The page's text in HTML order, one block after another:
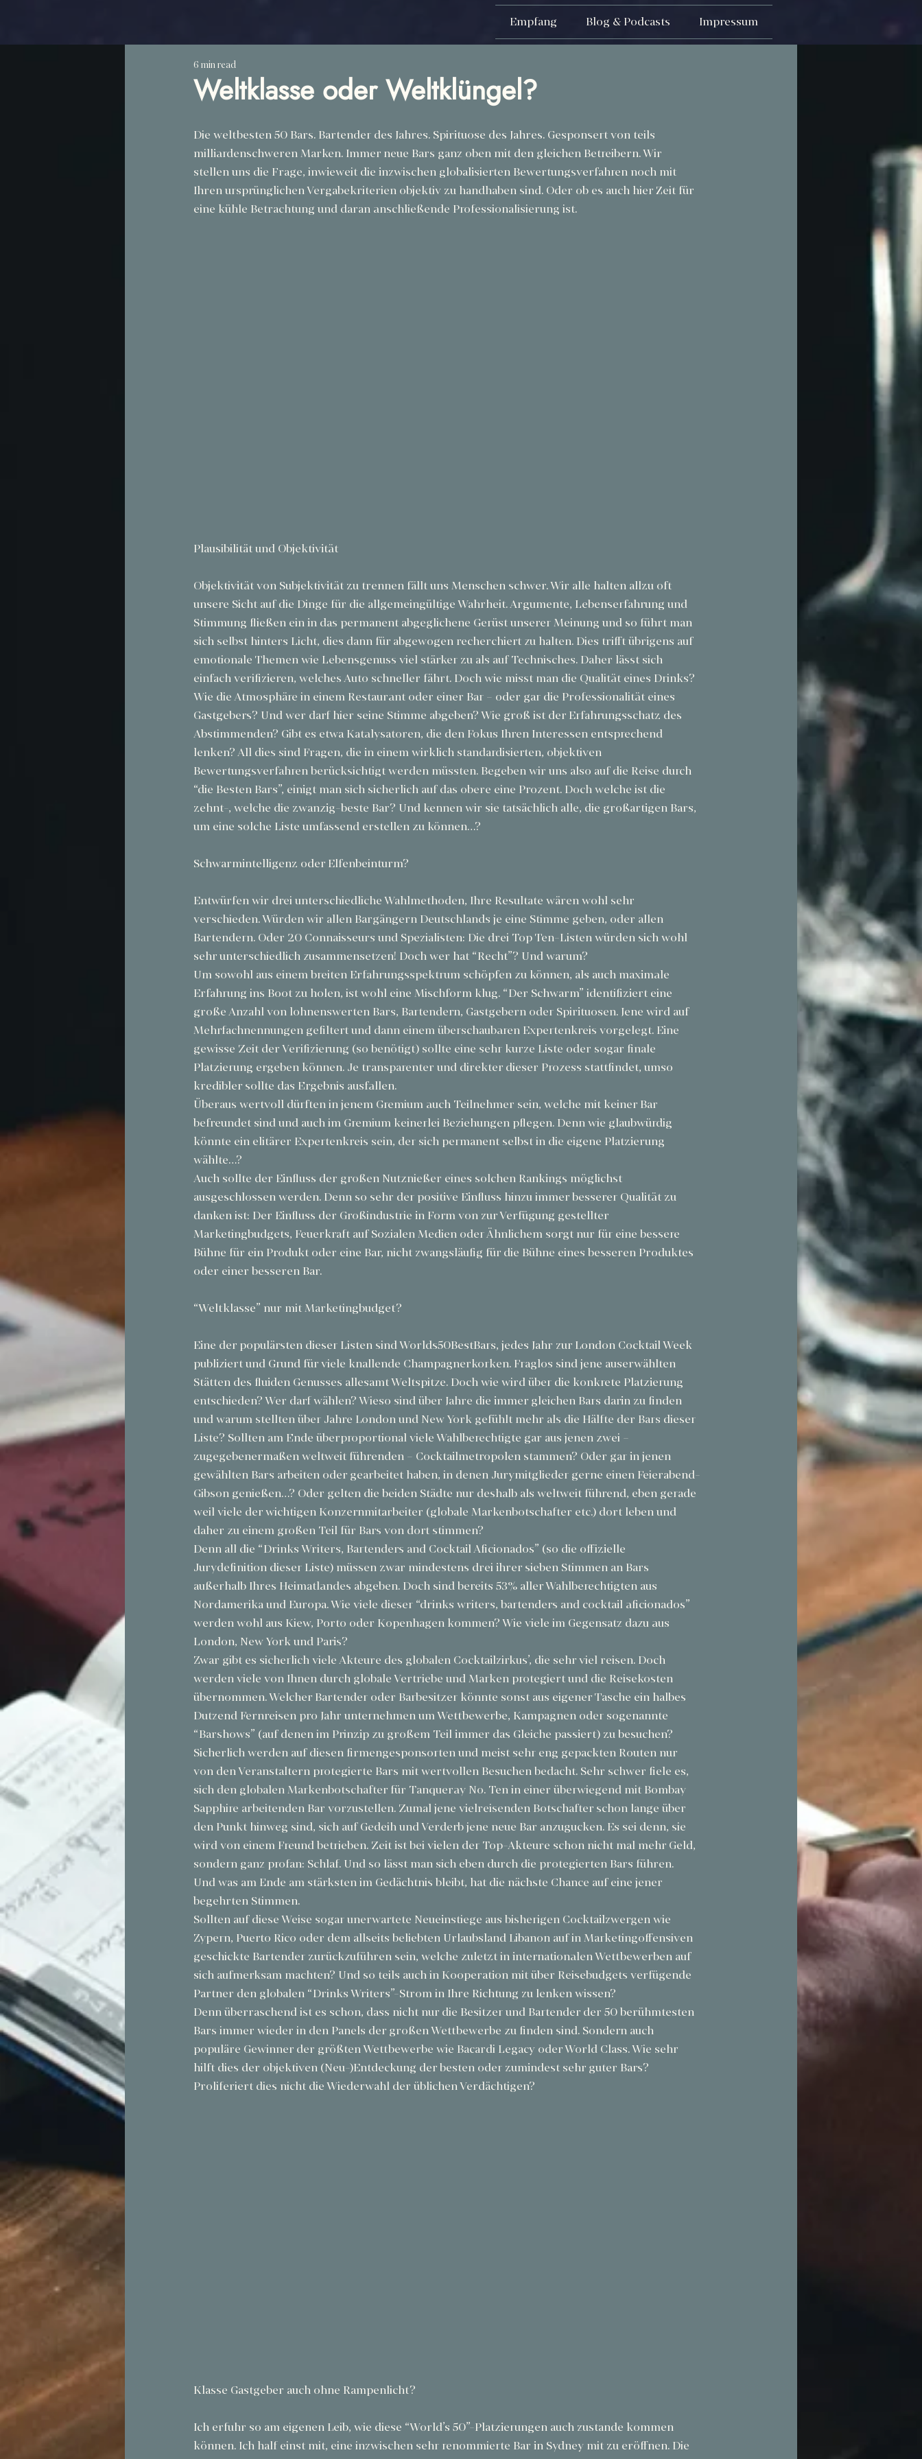
Empfang Blog & Podcasts Impressum
Weltklasse oder Weltklüngel?
6 min read
Die weltbesten 50 Bars. Bartender des Jahres. Spirituose des Jahres. Gesponsert von teils
milliardenschweren Marken. Immer neue Bars ganz oben mit den gleichen Betreibern. Wir
stellen uns die Frage, inwieweit die inzwischen globalisierten Bewertungsverfahren noch mit
Ihren ursprünglichen Vergabekriterien objektiv zu handhaben sind. Oder ob es auch hier Zeit für
eine kühle Betrachtung und daran anschließende Professionalisierung ist.
Plausibilität und Objektivität
Objektivität von Subjektivität zu trennen fällt uns Menschen schwer. Wir alle halten allzu oft
unsere Sicht auf die Dinge für die allgemeingültige Wahrheit. Argumente, Lebenserfahrung und
Stimmung fließen ein in das permanent abgeglichene Gerüst unserer Meinung und so führt man
sich selbst hinters Licht, dies dann für abgewogen recherchiert zu halten. Dies trifft übrigens auf
emotionale Themen wie Lebensgenuss viel stärker zu als auf Technisches. Daher lässt sich
einfach verifizieren, welches Auto schneller fährt. Doch wie misst man die Qualität eines Drinks?
Wie die Atmosphäre in einem Restaurant oder einer Bar – oder gar die Professionalität eines
Gastgebers? Und wer darf hier seine Stimme abgeben? Wie groß ist der Erfahrungsschatz des
Abstimmenden? Gibt es etwa Katalysatoren, die den Fokus Ihren Interessen entsprechend
lenken? All dies sind Fragen, die in einem wirklich standardisierten, objektiven
Bewertungsverfahren berücksichtigt werden müssten. Begeben wir uns also auf die Reise durch
“die Besten Bars”, einigt man sich sicherlich auf das obere eine Prozent. Doch welche ist die
zehnt-, welche die zwanzig-beste Bar? Und kennen wir sie tatsächlich alle, die großartigen Bars,
um eine solche Liste umfassend erstellen zu können…?
Schwarmintelligenz oder Elfenbeinturm?
Entwürfen wir drei unterschiedliche Wahlmethoden, Ihre Resultate wären wohl sehr
verschieden. Würden wir allen Bargängern Deutschlands je eine Stimme geben, oder allen
Bartendern. Oder 20 Connaisseurs und Spezialisten: Die drei Top Ten-Listen würden sich wohl
sehr unterschiedlich zusammensetzen! Doch wer hat “Recht”? Und warum?
Um sowohl aus einem breiten Erfahrungsspektrum schöpfen zu können, als auch maximale
Erfahrung ins Boot zu holen, ist wohl eine Mischform klug. “Der Schwarm” identifiziert eine
große Anzahl von lohnenswerten Bars, Bartendern, Gastgebern oder Spirituosen. Jene wird auf
Mehrfachnennungen gefiltert und dann einem überschaubaren Expertenkreis vorgelegt. Eine
gewisse Zeit der Verifizierung (so benötigt) sollte eine sehr kurze Liste oder sogar finale
Platzierung ergeben können. Je transparenter und direkter dieser Prozess stattfindet, umso
kredibler sollte das Ergebnis ausfallen.
Überaus wertvoll dürften in jenem Gremium auch Teilnehmer sein, welche mit keiner Bar
befreundet sind und auch im Gremium keinerlei Beziehungen pflegen. Denn wie glaubwürdig
könnte ein elitärer Expertenkreis sein, der sich permanent selbst in die eigene Platzierung
wählte…?
Auch sollte der Einfluss der großen Nutznießer eines solchen Rankings möglichst
ausgeschlossen werden. Denn so sehr der positive Einfluss hinzu immer besserer Qualität zu
danken ist: Der Einfluss der Großindustrie in Form von zur Verfügung gestellter
Marketingbudgets, Feuerkraft auf Sozialen Medien oder Ähnlichem sorgt nur für eine bessere
Bühne für ein Produkt oder eine Bar, nicht zwangsläufig für die Bühne eines besseren Produktes
oder einer besseren Bar.
“Weltklasse” nur mit Marketingbudget?
Eine der populärsten dieser Listen sind Worlds50BestBars, jedes Jahr zur London Cocktail Week
publiziert und Grund für viele knallende Champagnerkorken. Fraglos sind jene auserwählten
Stätten des fluiden Genusses allesamt Weltspitze. Doch wie wird über die konkrete Platzierung
entschieden? Wer darf wählen? Wieso sind über Jahre die immer gleichen Bars darin zu finden
und warum stellten über Jahre London und New York gefühlt mehr als die Hälfte der Bars dieser
Liste? Sollten am Ende überproportional viele Wahlberechtigte gar aus jenen zwei –
zugegebenermaßen weltweit führenden – Cocktailmetropolen stammen? Oder gar in jenen
gewählten Bars arbeiten oder gearbeitet haben, in denen Jurymitglieder gerne einen Feierabend-
Gibson genießen…? Oder gelten die beiden Städte nur deshalb als weltweit führend, eben gerade
weil viele der wichtigen Konzernmitarbeiter (globale Markenbotschafter etc.) dort leben und
daher zu einem großen Teil für Bars von dort stimmen?
Denn all die “Drinks Writers, Bartenders and Cocktail Aficionados” (so die offizielle
Jurydefinition dieser Liste) müssen zwar mindestens drei ihrer sieben Stimmen an Bars
außerhalb Ihres Heimatlandes abgeben. Doch sind bereits 53% aller Wahlberechtigten aus
Nordamerika und Europa. Wie viele dieser “drinks writers, bartenders and cocktail aficionados”
werden wohl aus Kiew, Porto oder Kopenhagen kommen? Wie viele im Gegensatz dazu aus
London, New York und Paris?
Zwar gibt es sicherlich viele Akteure des globalen Cocktailzirkus’, die sehr viel reisen. Doch
werden viele von Ihnen durch globale Vertriebe und Marken protegiert und die Reisekosten
übernommen. Welcher Bartender oder Barbesitzer könnte sonst aus eigener Tasche ein halbes
Dutzend Fernreisen pro Jahr unternehmen um Wettbewerbe, Kampagnen oder sogenannte
“Barshows” (auf denen im Prinzip zu großem Teil immer das Gleiche passiert) zu besuchen?
Sicherlich werden auf diesen firmengesponsorten und meist sehr eng gepackten Routen nur
von den Veranstaltern protegierte Bars mit wertvollen Besuchen bedacht. Sehr schwer fiele es,
sich den globalen Markenbotschafter für Tanqueray No. Ten in einer überwiegend mit Bombay
Sapphire arbeitenden Bar vorzustellen. Zumal jene vielreisenden Botschafter schon lange über
den Punkt hinweg sind, sich auf Gedeih und Verderb jene neue Bar anzugucken. Es sei denn, sie
wird von einem Freund betrieben. Zeit ist bei vielen der Top-Akteure schon nicht mal mehr Geld,
sondern ganz profan: Schlaf. Und so lässt man sich eben durch die protegierten Bars führen.
Und was am Ende am stärksten im Gedächtnis bleibt, hat die nächste Chance auf eine jener
begehrten Stimmen.
Sollten auf diese Weise sogar unerwartete Neueinstiege aus bisherigen Cocktailzwergen wie
Zypern, Puerto Rico oder dem allseits beliebten Urlaubsland Libanon auf in Marketingoffensiven
geschickte Bartender zurückzuführen sein, welche zuletzt in internationalen Wettbewerben auf
sich aufmerksam machten? Und so teils auch in Kooperation mit über Reisebudgets verfügende
Partner den globalen “Drinks Writers”-Strom in Ihre Richtung zu lenken wissen?
Denn überraschend ist es schon, dass nicht nur die Besitzer und Bartender der 50 berühmtesten
Bars immer wieder in den Panels der großen Wettbewerbe zu finden sind. Sondern auch
populäre Gewinner der größten Wettbewerbe wie Bacardi Legacy oder World Class. Wie sehr
hilft dies der objektiven (Neu-)Entdeckung der besten oder zumindest sehr guter Bars?
Proliferiert dies nicht die Wiederwahl der üblichen Verdächtigen?
Klasse Gastgeber auch ohne Rampenlicht?
Ich erfuhr so am eigenen Leib, wie diese “World’s 50”-Platzierungen auch zustande kommen
können. Ich half einst mit, eine inzwischen sehr renommierte Bar in Sydney mit zu eröffnen. Die